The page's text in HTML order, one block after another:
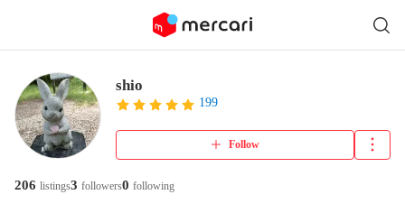
shio
199
Follow
206 listings3 followers0 following